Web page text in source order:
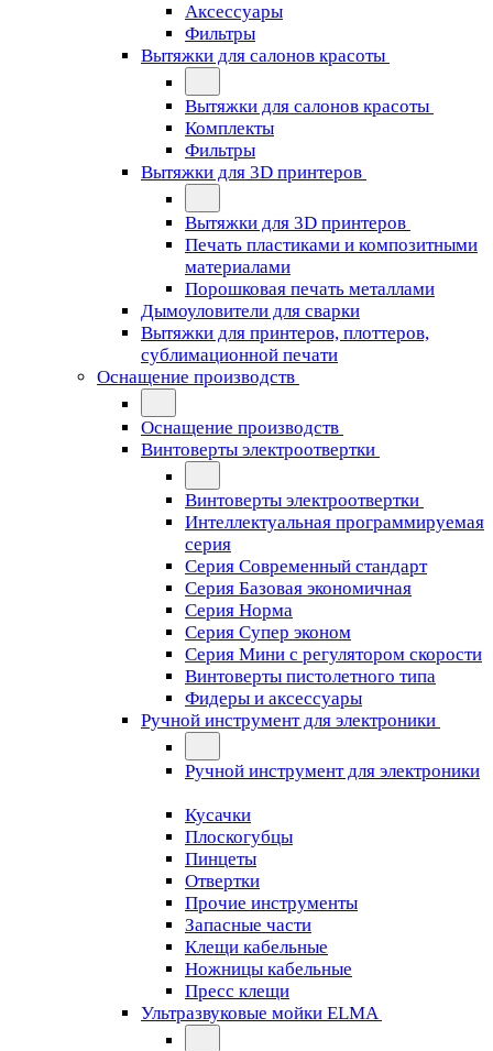
Аксессуары
Фильтры
Вытяжки для салонов красоты
Вытяжки для салонов красоты
Комплекты
Фильтры
Вытяжки для 3D принтеров
Вытяжки для 3D принтеров
Печать пластиками и композитными
материалами
Порошковая печать металлами
Дымоуловители для сварки
Вытяжки для принтеров, плоттеров,
сублимационной печати
Оснащение производств
Оснащение производств
Винтоверты электроотвертки
Винтоверты электроотвертки
Интеллектуальная программируемая
серия
Серия Современный стандарт
Серия Базовая экономичная
Серия Норма
Серия Cупер эконом
Серия Мини с регулятором скорости
Винтоверты пистолетного типа
Фидеры и аксессуары
Ручной инструмент для электроники
Ручной инструмент для электроники
Кусачки
Плоскогубцы
Пинцеты
Отвертки
Прочие инструменты
Запасные части
Клещи кабельные
Ножницы кабельные
Пресс клещи
Ультразвуковые мойки ELMA